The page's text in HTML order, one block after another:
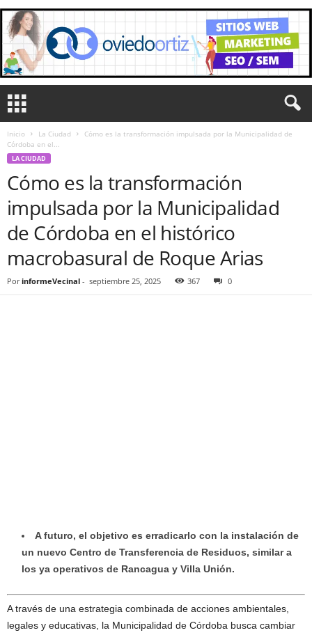
Inicio La Ciudad
Cómo es la transformación impulsada por la Municipalidad de
Córdoba en el...
LA CIUDAD
Cómo es la transformación
impulsada por la Municipalidad
de Córdoba en el histórico
macrobasural de Roque Arias
Por informeVecinal - septiembre 25, 2025 367 0
A futuro, el objetivo es erradicarlo con la instalación de
un nuevo Centro de Transferencia de Residuos, similar a
los ya operativos de Rancagua y Villa Unión.
A través de una estrategia combinada de acciones ambientales,
legales y educativas, la Municipalidad de Córdoba busca cambiar